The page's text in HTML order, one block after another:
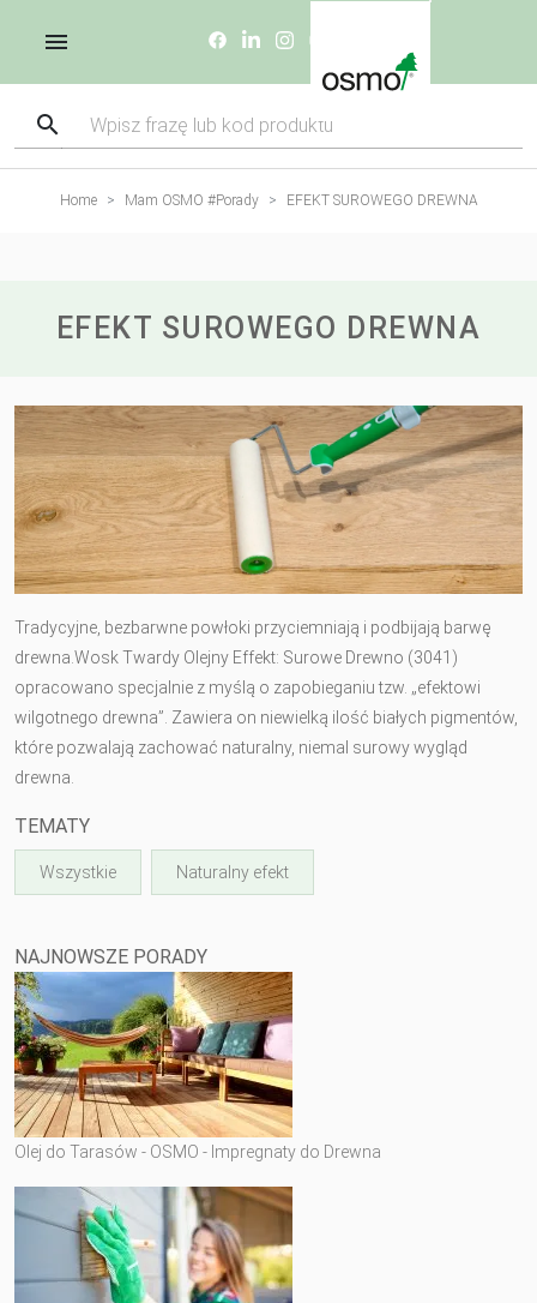
Home Mam OSMO #Porady EFEKT SUROWEGO DREWNA
EFEKT SUROWEGO DREWNA
Tradycyjne, bezbarwne powłoki przyciemniają i podbijają barwę
drewna.Wosk Twardy Olejny Effekt: Surowe Drewno (3041)
opracowano specjalnie z myślą o zapobieganiu tzw. „efektowi
wilgotnego drewna”. Zawiera on niewielką ilość białych pigmentów,
które pozwalają zachować naturalny, niemal surowy wygląd
drewna.
TEMATY
Wszystkie Naturalny efekt
NAJNOWSZE PORADY
Olej do Tarasów - OSMO - Impregnaty do Drewna